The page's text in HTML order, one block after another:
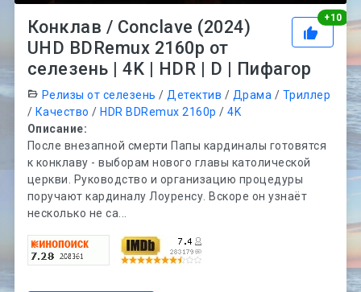
+10
Конклав / Conclave (2024)
UHD BDRemux 2160p от
селезень | 4K | HDR | D | Пифагор
Релизы от селезень / Детектив / Драма / Триллер
/ Качество / HDR BDRemux 2160p /4K
Описание:
После внезапной смерти Папы кардиналы готовятся
к конклаву - выборам нового главы католической
церкви. Руководство и организацию процедуры
поручают кардиналу Лоуренсу. Вскоре он узнаёт
несколько не са...